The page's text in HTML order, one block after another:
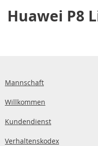
Huawei P8
Mannschaft
Willkommen
Kundendienst
Verhaltenskodex